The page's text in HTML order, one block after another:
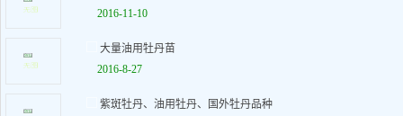
2016-11-10
大量油用牡丹苗
2016-8-27
紫斑牡丹、油用牡丹、国外牡丹品种